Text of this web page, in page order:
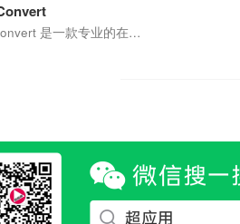
是一款专业的在…